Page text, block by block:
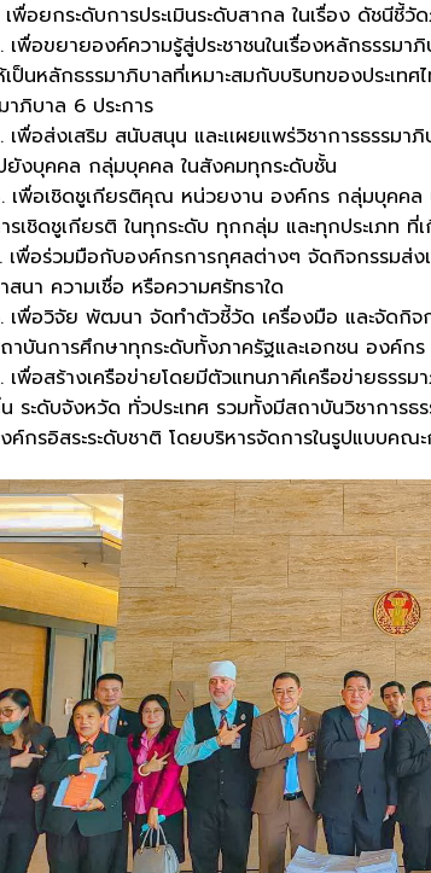
เพื่อยกระดับการประเมินระดับสากล ในเรื่อง ดัชนี
เพื่อขยายองค์ความรู้สู่ประชาชนในเรื่องหลักธรรมา
เป็นหลักธรรมาภิบาลที่เหมาะสมกับบริบทของประเ
าภิบาล 6 ประการ
เพื่อส่งเสริม สนับสนุน และเเผยแพร่วิชาการธรรม
ยังบุคคล กลุ่มบุคคล ในสังคมทุกระดับชั้น
เพื่อเชิดชูเกียรติคุณ หน่วยงาน องค์กร กลุ่มบุคคล
รเชิดชูเกียรติ ในทุกระดับ ทุกกลุ่ม และทุกประเภท
เพื่อร่วมมือกับองค์กรการกุศลต่างๆ จัดกิจกรรมส่ง
สนา ความเชื่อ หรือความศรัทธาใด
เพื่อวิจัย พัฒนา จัดทำตัวชี้วัด เครื่องมือ และจัดกิจ
าบันการศึกษาทุกระดับทั้งภาครัฐและเอกชน องค์
เพื่อสร้างเครือข่ายโดยมีตัวแทนภาคีเครือข่ายธรร
ระดับจังหวัด ทั่วประเทศ รวมทั้งมีสถาบันวิชาการ
ค์กรอิสระระดับชาติ โดยบริหารจัดการในรูปแบบคณ